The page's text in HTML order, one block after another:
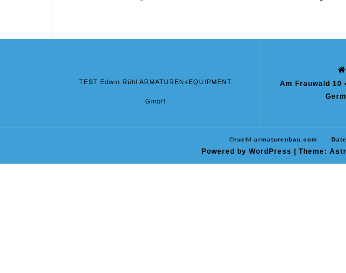
TEST Edwin Rühl ARMATUREN+EQUIPMENT
GmbH
Am Frauwald 10
©ruehl-armaturenbau.com
Powered by WordPress Theme: